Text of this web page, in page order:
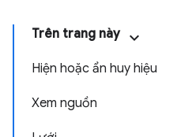
Trên trang này
Hiện hoặc ẩn huy hiệu
Xem nguồn